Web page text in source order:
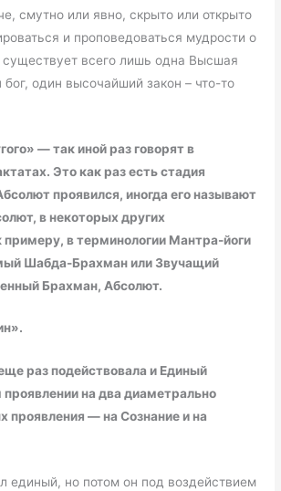
смутно или явно, скрыто или открыто
и проповедоваться мудрости о
существует всего лишь одна Высшая
бог, один высочайший закон – что-то
— так иной раз говорят в
Это как раз есть стадия
проявился, иногда его называют
в некоторых других
примеру, в терминологии Мантра-йоги
Шабда-Брахман или Звучащий
Брахман, Абсолют.
раз подействовала и Единый
проявлении на два диаметрально
проявления — на Сознание и на
единый, но потом он под воздействием